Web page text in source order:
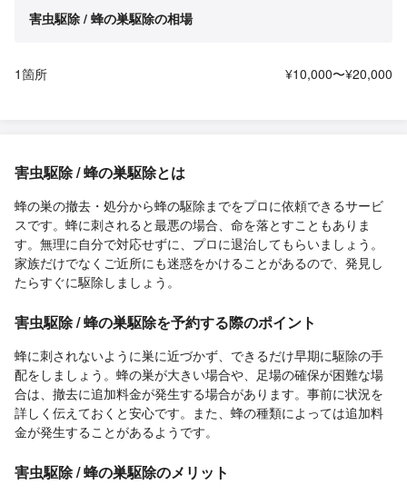
害虫駆除 / 蜂の巣駆除の相場
1箇所 ¥10,000〜¥20,000
害虫駆除 / 蜂の巣駆除とは
蜂の巣の撤去・処分から蜂の駆除までをプロに依頼できるサービ
スです。蜂に刺されると最悪の場合、命を落とすこともありま
す。無理に自分で対応せずに、プロに退治してもらいましょう。
家族だけでなくご近所にも迷惑をかけることがあるので、発見し
たらすぐに駆除しましょう。
害虫駆除 / 蜂の巣駆除を予約する際のポイント
蜂に刺されないように巣に近づかず、できるだけ早期に駆除の手
配をしましょう。蜂の巣が大きい場合や、足場の確保が困難な場
合は、撤去に追加料金が発生する場合があります。事前に状況を
詳しく伝えておくと安心です。また、蜂の種類によっては追加料
金が発生することがあるようです。
害虫駆除 / 蜂の巣駆除のメリット